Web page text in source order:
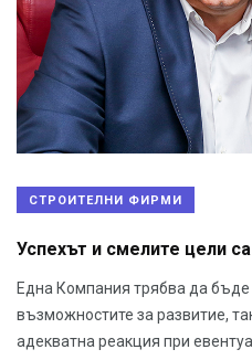
СТРОИТЕЛНИ ФИРМИ
Успехът и смелите цели
Една Компания трябва да
възможностите за развитие,
адекватна реакция при